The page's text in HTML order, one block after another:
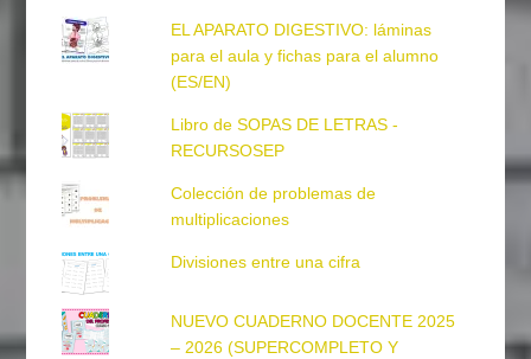
EL APARATO DIGESTIVO: láminas
para el aula y fichas para el alumno
(ES/EN)
Libro de SOPAS DE LETRAS -
RECURSOSEP
Colección de problemas de
multiplicaciones
Divisiones entre una cifra
NUEVO CUADERNO DOCENTE 2025
– 2026 (SUPERCOMPLETO Y